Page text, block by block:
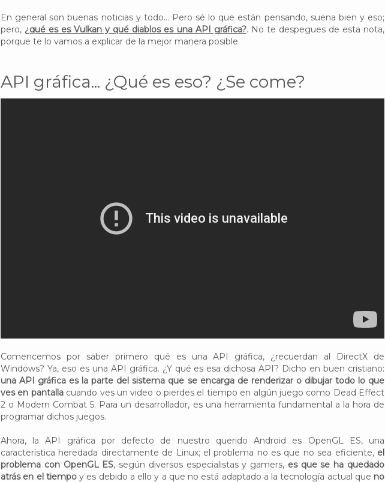
En general son buenas noticias y todo... Pero sé lo que están pensando, suena bien y eso;
pero, ¿qué es es Vulkan y qué diablos es una API gráfica?. No te despegues de esta nota,
porque te lo vamos a explicar de la mejor manera posible.
API gráfica... ¿Qué es eso? ¿Se come?
Comencemos por saber primero qué es una API gráfica, ¿recuerdan al DirectX de
Windows? Ya, eso es una API gráfica. ¿Y qué es esa dichosa API? Dicho en buen cristiano:
una API gráfica es la parte del sistema que se encarga de renderizar o dibujar todo lo que
ves en pantallacuando ves un video o pierdes el tiempo en algún juego como Dead Effect
2 o Modern Combat 5. Para un desarrollador, es una herramienta fundamental a la hora de
programar dichos juegos.
Ahora, la API gráfica por defecto de nuestro querido Android es OpenGL ES, una
característica heredada directamente de Linux; el problema no es que no sea eficiente, el
problema con OpenGL ES, según diversos especialistas y gamers, es que se ha quedado
atrás en el tiempoy es debido a ello y a que no está adaptado a la tecnología actual que no